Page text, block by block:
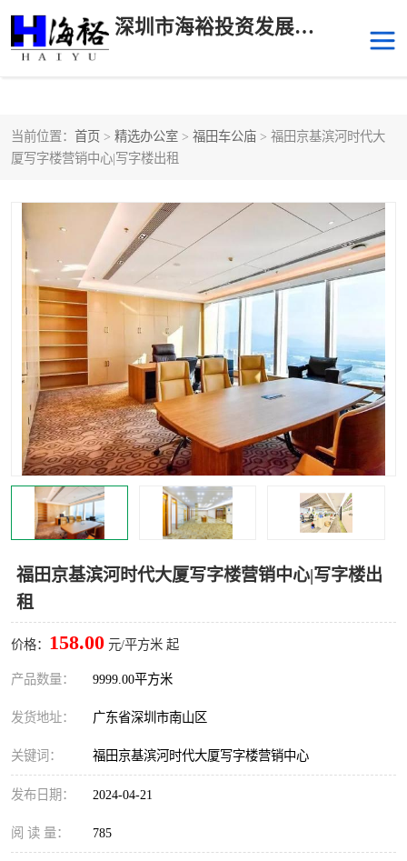
深圳市海裕投资发展有限公司
当前位置： 首页 > 精选办公室 > 福田车公庙 > 福田京基滨河时代大
厦写字楼营销中心|写字楼出租
福田京基滨河时代大厦写字楼营销中心|写字楼出
租
价格： 158.00 元/平方米 起
产品数量： 9999.00平方米
发货地址： 广东省深圳市南山区
关键词： 福田京基滨河时代大厦写字楼营销中心
发布日期： 2024-04-21
阅 读 量： 785
后海
科技园中区 南山华侨城
前海 深圳湾科技生态园
福田中心区写字楼租赁 宝安中心区
深圳宝安 福田车公庙
罗湖水贝 南山南油
龙华
宝安区 西乡
兴东 石岩
南山后海
车公庙
南头 高新园
深圳超级总部基地